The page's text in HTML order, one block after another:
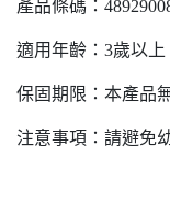
產品條碼：
適用年齡：3歲以上
保固期限：本產品
注意事項：請避免